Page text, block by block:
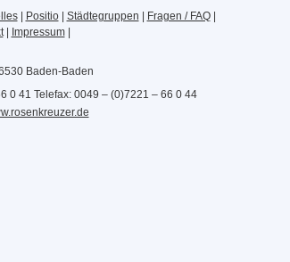
| Positio| Städtegruppen Fragen / FAQ|
| Impressum|
Baden-Baden
0 41 Telefax: 0049 – (0)7221 – 66 0 44